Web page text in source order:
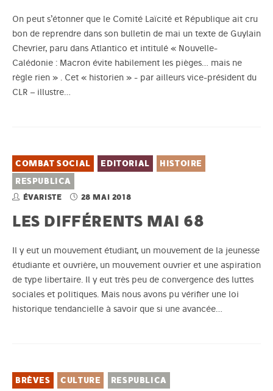
On peut s’étonner que le Comité Laïcité et République ait cru
bon de reprendre dans son bulletin de mai un texte de Guylain
Chevrier, paru dans Atlantico et intitulé « Nouvelle-
Calédonie : Macron évite habilement les pièges… mais ne
règle rien » . Cet « historien » - par ailleurs vice-président du
CLR – illustre…
COMBAT SOCIAL EDITORIAL
HISTOIRE
RESPUBLICA
ÉVARISTE 28 MAI 2018
LES DIFFÉRENTS MAI 68
Il y eut un mouvement étudiant, un mouvement de la jeunesse
étudiante et ouvrière, un mouvement ouvrier et une aspiration
de type libertaire. Il y eut très peu de convergence des luttes
sociales et politiques. Mais nous avons pu vérifier une loi
historique tendancielle à savoir que si une avancée…
BRÈVES CULTURE RESPUBLICA